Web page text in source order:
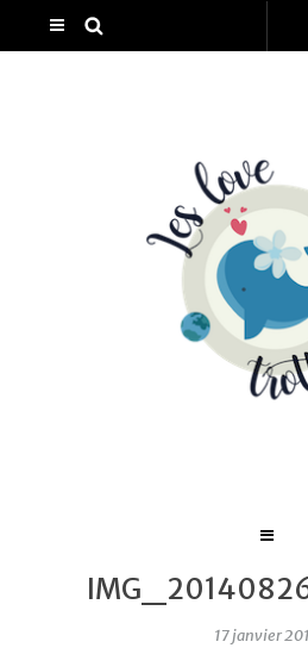
17 janvier